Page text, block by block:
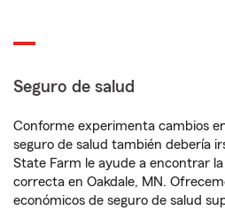
Seguro de salud
Conforme experimenta cambios
seguro de salud también debería
State Farm le ayude a encontrar
correcta en Oakdale, MN.
económicos de seguro de salud